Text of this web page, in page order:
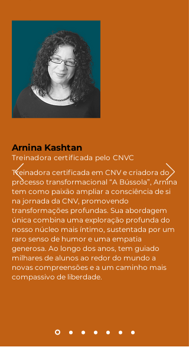
Arnina Kashtan
Treinadora certificada pelo CNVC
Treinadora certificada em CNV e criadora do
processo transformacional “A Bússola”, Arnina
tem como paixão ampliar a consciência de si
na jornada da CNV, promovendo
transformações profundas. Sua abordagem
única combina uma exploração profunda do
nosso núcleo mais íntimo, sustentada por um
raro senso de humor e uma empatia
generosa. Ao longo dos anos, tem guiado
milhares de alunos ao redor do mundo a
novas compreensões e a um caminho mais
compassivo de liberdade.